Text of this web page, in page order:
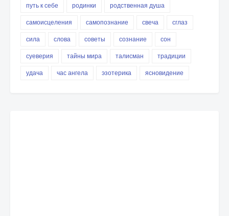
путь к себе
родинки
родственная душа
самоисцеления
самопознание свеча
сглаз
сила
слова советы сознание
сон
суеверия
тайны мира талисман
традиции
удача
час ангела эзотерика ясновидение